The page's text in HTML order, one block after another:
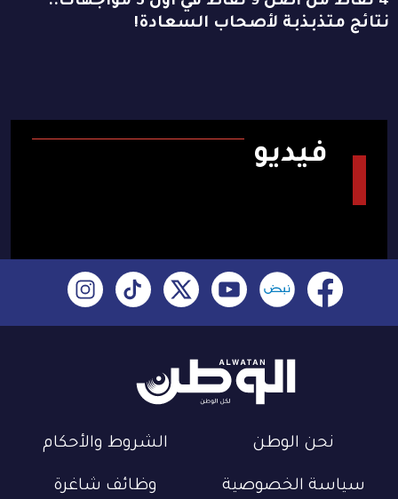
نتائج متذبذبة لأصحاب السعادة!
فيديو
نحن الوطن الشروط والأحكام
سياسة الخصوصية وظائف شاغرة